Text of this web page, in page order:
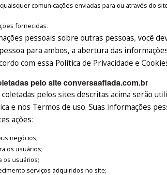
comunicações enviadas para ou através do
fornecidas.
pessoais sobre outras pessoas, você
para ambos, a abertura das
com essa Política de Privacidade e
pelo site conversaafiada.com.br
pelos sites descritas acima serão
e nos Termos de uso. Suas informações
ações:
negócios;
os usuários;
os usuários;
serviços adquiridos no site;